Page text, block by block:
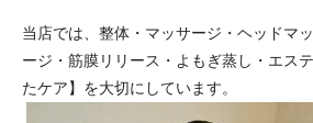
当店では、整体・マッサージ・ヘッドマ
ージ・筋膜リリース・よもぎ蒸し・エス
たケア】を大切にしています。